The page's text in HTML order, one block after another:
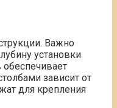
Важно
установки
зависит от
для крепления